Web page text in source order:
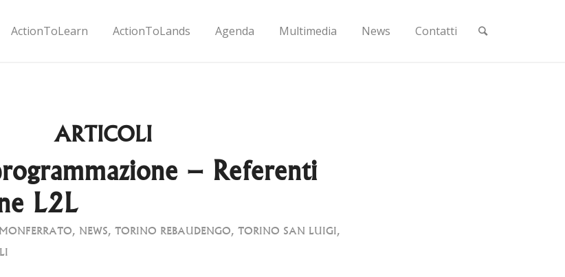
ActionToLearn ActionToLands Agenda Multimedia News Contatti
ARTICOLI
– Referenti
L2L
, NEWS, TORINO REBAUDENGO, TORINO SAN LUIGI,